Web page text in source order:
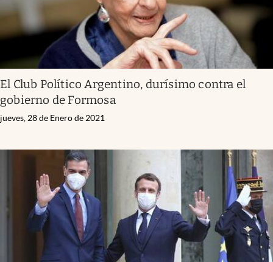
El Club Político Argentino, durísimo contra el
gobierno de Formosa
jueves, 28 de Enero de 2021